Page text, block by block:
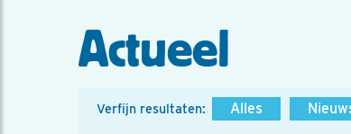
Actueel
Verfijn resultaten: Alles